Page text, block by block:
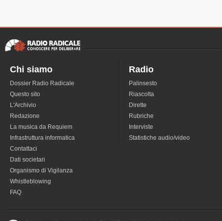
Chi siamo
Dossier Radio Radicale
Questo sito
L'Archivio
Redazione
La musica da Requiem
Infrastruttura informatica
Contattaci
Dati societari
Organismo di Vigilanza
Whistleblowing
FAQ
Radio
Palinsesto
Riascolta
Dirette
Rubriche
Interviste
Statistiche audio/video